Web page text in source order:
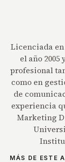
Licenciada
el año 2005
profesional
como en
de
experiencia
Marketing
MÁS DE ESTE